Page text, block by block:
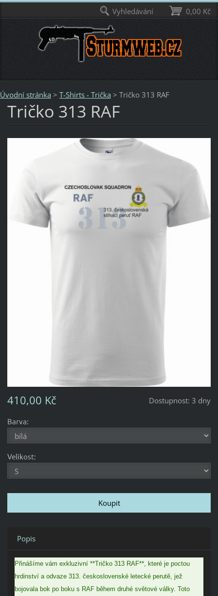
Úvodní stránka > T-Shirts - Trička > Tričko 313 RAF
Tričko 313 RAF
Dostupnost: 3 dny
410,00 Kč
Barva:
Velikost:
Popis
Přinášíme vám exkluzivní **Tričko 313 RAF**, které je poctou
hrdinství a odvaze 313. československé letecké perutě, jež
bojovala bok po boku s RAF během druhé světové války. Toto
0,00 Kč
Vyhledávání